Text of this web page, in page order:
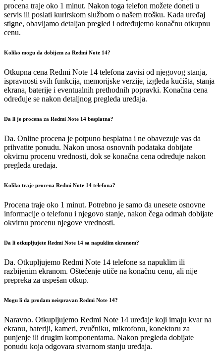
procena traje oko 1 minut. Nakon toga telefon možete doneti u
servis ili poslati kurirskom službom o našem trošku. Kada uređaj
stigne, obavljamo detaljan pregled i određujemo konačnu otkupnu
cenu.
Koliko mogu da dobijem za Redmi Note 14?
Otkupna cena Redmi Note 14 telefona zavisi od njegovog stanja,
ispravnosti svih funkcija, memorijske verzije, izgleda kućišta, stanja
ekrana, baterije i eventualnih prethodnih popravki. Konačna cena
određuje se nakon detaljnog pregleda uređaja.
Da li je procena za Redmi Note 14 besplatna?
Da. Online procena je potpuno besplatna i ne obavezuje vas da
prihvatite ponudu. Nakon unosa osnovnih podataka dobijate
okvirnu procenu vrednosti, dok se konačna cena određuje nakon
pregleda uređaja.
Koliko traje procena Redmi Note 14 telefona?
Procena traje oko 1 minut. Potrebno je samo da unesete osnovne
informacije o telefonu i njegovo stanje, nakon čega odmah dobijate
okvirnu procenu njegove vrednosti.
Da li otkupljujete Redmi Note 14 sa napuklim ekranom?
Da. Otkupljujemo Redmi Note 14 telefone sa napuklim ili
razbijenim ekranom. Oštećenje utiče na konačnu cenu, ali nije
prepreka za uspešan otkup.
Mogu li da prodam neispravan Redmi Note 14?
Naravno. Otkupljujemo Redmi Note 14 uređaje koji imaju kvar na
ekranu, bateriji, kameri, zvučniku, mikrofonu, konektoru za
punjenje ili drugim komponentama. Nakon pregleda dobijate
ponudu koja odgovara stvarnom stanju uređaja.